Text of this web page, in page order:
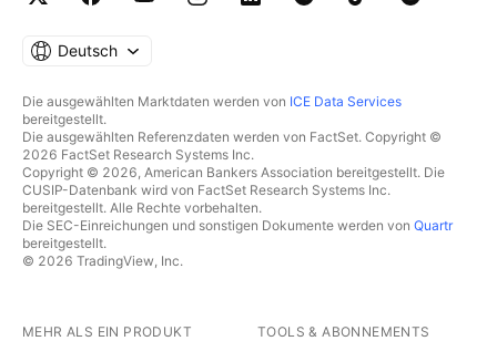
Deutsch
Die ausgewählten Marktdaten werden von ICE Data Services
bereitgestellt.
Die ausgewählten Referenzdaten werden von FactSet. Copyright ©
2026 FactSet Research Systems Inc.
Copyright © 2026, American Bankers Association bereitgestellt. Die
CUSIP-Datenbank wird von FactSet Research Systems Inc.
bereitgestellt. Alle Rechte vorbehalten.
Die SEC-Einreichungen und sonstigen Dokumente werden von Quartr
bereitgestellt.
© 2026 TradingView, Inc.
MEHR ALS EIN PRODUKT TOOLS & ABONNEMENTS